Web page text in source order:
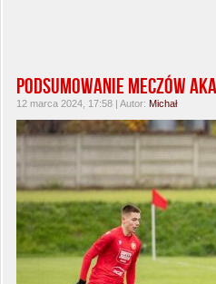
Podsumowanie meczów
12 marca 2024, 17:58 | Autor: Michał